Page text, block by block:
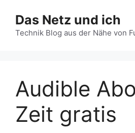
Inhalt
springen
Das Netz und ich
Technik Blog aus der Nähe von
Audible
Zeit gratis